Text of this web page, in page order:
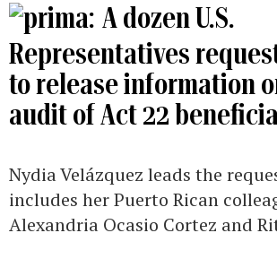
A dozen U.S.
Representatives
to release information
audit of Act 22
Nydia Velázquez leads the
includes her Puerto Rican
Alexandria Ocasio Cortez and